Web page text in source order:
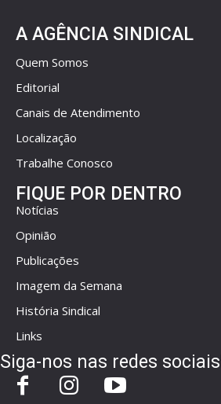
A AGÊNCIA SINDICAL
Quem Somos
Editorial
Canais de Atendimento
Localização
Trabalhe Conosco
FIQUE POR DENTRO
Notícias
Opinião
Publicações
Imagem da Semana
História Sindical
Links
Siga-nos nas redes